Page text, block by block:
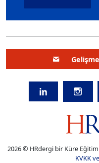
2026 © HRdergi bir Küre Eğitim
KVKK